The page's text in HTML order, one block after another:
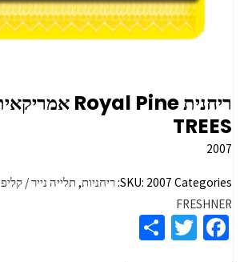
TREES
2007
SKU: 2007 Categories: ריחניות, תלייה נייר / קליפ
FRESHNER
Fa
T